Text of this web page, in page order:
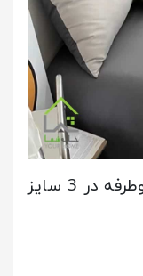
روتختی ساده ،به مدل دورو یا دوطرفه در 3 سایز